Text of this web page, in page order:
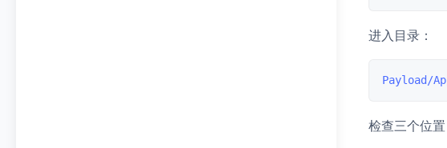
进入目录：
检查三个位置